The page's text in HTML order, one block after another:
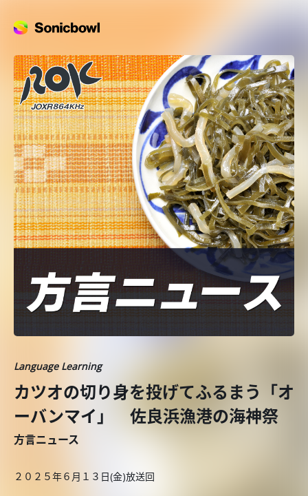
Language Learning
カツオの切り身を投げてふるまう「オ
ーバンマイ」 佐良浜漁港の海神祭
方言ニュース
２０２５年６月１３日(金)放送回